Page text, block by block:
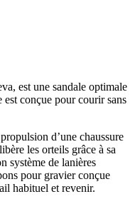
est une sandale optimale
est conçue pour courir sans
d’une chaussure
les orteils grâce à sa
système de lanières
pour gravier conçue
habituel et revenir.